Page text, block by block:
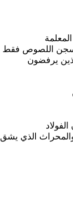
اللصوص فقط
يرفضون
الذي